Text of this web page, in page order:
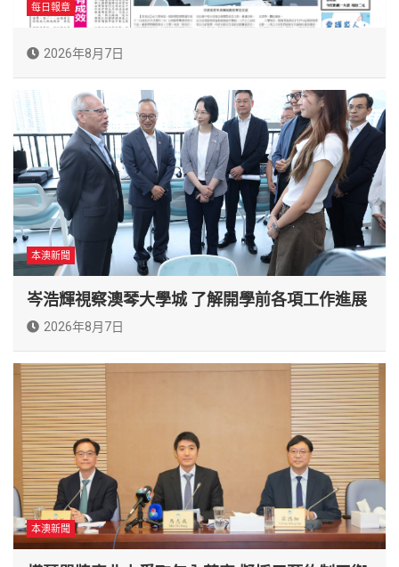
每日報章
2026年8月7日
本澳新聞
岑浩輝視察澳琴大學城 了解開學前各項工作進展
2026年8月7日
本澳新聞